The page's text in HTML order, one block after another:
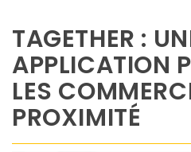
TAGETHER :
APPLICATION
LES
PROXIMITÉ